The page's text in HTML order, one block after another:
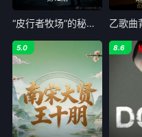
“皮行者牧场”的秘密 第七季
5.0 8.6